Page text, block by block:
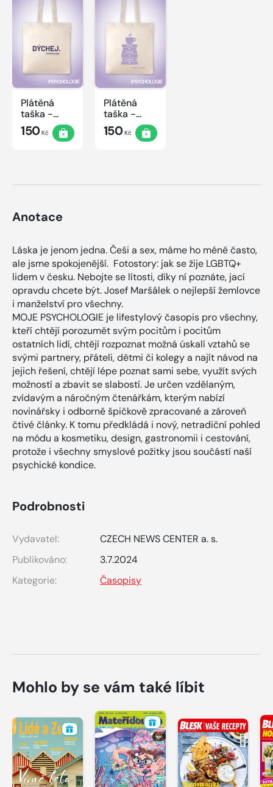
Plátěná
taška -
Dýchej
150Kč
Plátěná
taška -
Čtení
150Kč
Anotace
Láska je jenom jedna. Češi a sex, máme ho méně často,
ale jsme spokojenější. Fotostory: jak se žije LGBTQ+
lidem v česku. Nebojte se lítosti, díky ní poznáte, jací
opravdu chcete být. Josef Maršálek o nejlepší žemlovce
i manželství pro všechny.
MOJE PSYCHOLOGIE je lifestylový časopis pro všechny,
kteří chtějí porozumět svým pocitům i pocitům
ostatních lidí, chtějí rozpoznat možná úskalí vztahů se
svými partnery, přáteli, dětmi či kolegy a najít návod na
jejich řešení, chtějí lépe poznat sami sebe, využít svých
možností a zbavit se slabostí. Je určen vzdělaným,
zvídavým a náročným čtenářkám, kterým nabízí
novinářsky i odborně špičkově zpracované a zároveň
čtivé články. K tomu předkládá i nový, netradiční pohled
na módu a kosmetiku, design, gastronomii i cestování,
protože i všechny smyslové požitky jsou součástí naší
psychické kondice.
Podrobnosti
Vydavatel:
CZECH NEWS CENTER a. s.
Publikováno:
3.7.2024
Kategorie:
Časopisy
Mohlo by se vám také líbit